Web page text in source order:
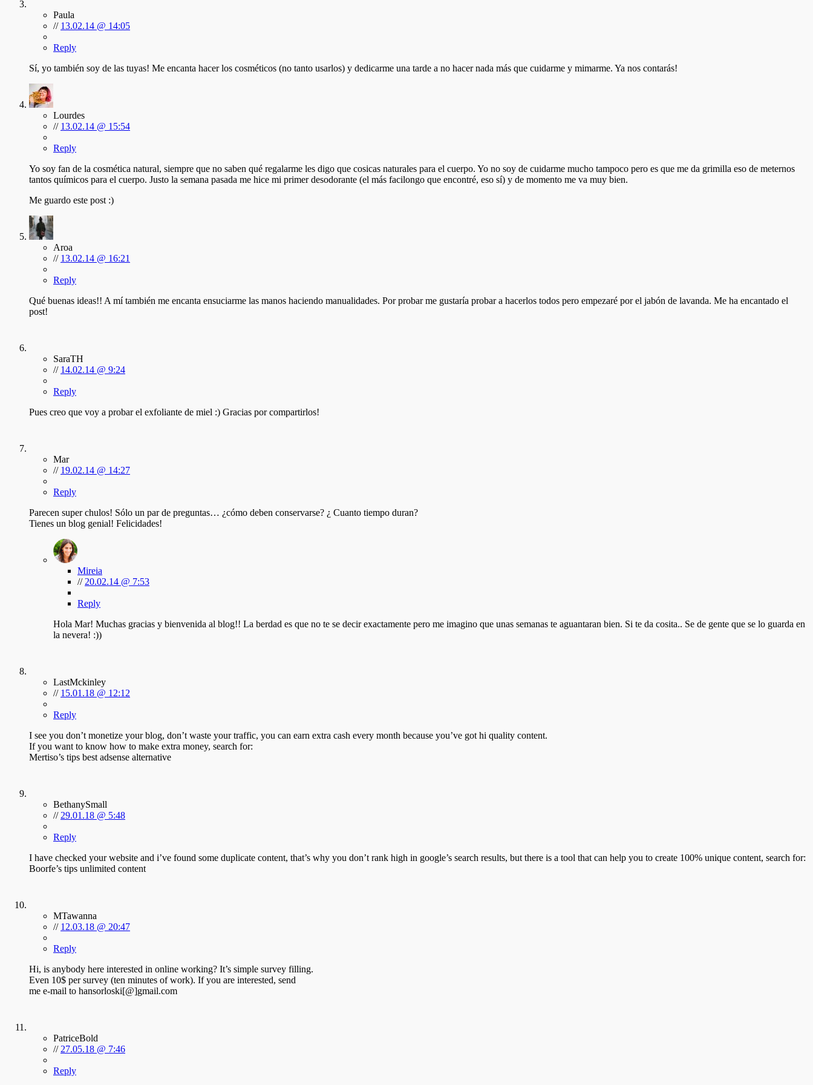
Paula
// 13.02.14 @ 14:05
Reply
Sí, yo también soy de las tuyas! Me encanta hacer los cosméticos (no tanto usarlos) y dedicarme una tarde a no hacer nada más que cuidarme y mimarme. Ya nos contarás!
Lourdes
// 13.02.14 @ 15:54
Reply
Yo soy fan de la cosmética natural, siempre que no saben qué regalarme les digo que cosicas naturales para el cuerpo. Yo no soy de cuidarme mucho tampoco pero es que me da grimilla eso de meternos
tantos químicos para el cuerpo. Justo la semana pasada me hice mi primer desodorante (el más facilongo que encontré, eso sí) y de momento me va muy bien.
Me guardo este post :)
Aroa
// 13.02.14 @ 16:21
Reply
Qué buenas ideas!! A mí también me encanta ensuciarme las manos haciendo manualidades. Por probar me gustaría probar a hacerlos todos pero empezaré por el jabón de lavanda. Me ha encantado el
post!
SaraTH
// 14.02.14 @ 9:24
Reply
Pues creo que voy a probar el exfoliante de miel :) Gracias por compartirlos!
Mar
// 19.02.14 @ 14:27
Reply
Parecen super chulos! Sólo un par de preguntas… ¿cómo deben conservarse? ¿ Cuanto tiempo duran?
Tienes un blog genial! Felicidades!
Mireia
// 20.02.14 @ 7:53
Reply
Hola Mar! Muchas gracias y bienvenida al blog!! La berdad es que no te se decir exactamente pero me imagino que unas semanas te aguantaran bien. Si te da cosita.. Se de gente que se lo guarda en
la nevera! :))
LastMckinley
// 15.01.18 @ 12:12
Reply
I see you don’t monetize your blog, don’t waste your traffic, you can earn extra cash every month because you’ve got hi quality content.
If you want to know how to make extra money, search for:
Mertiso’s tips best adsense alternative
BethanySmall
// 29.01.18 @ 5:48
Reply
I have checked your website and i’ve found some duplicate content, that’s why you don’t rank high in google’s search results, but there is a tool that can help you to create 100% unique content, search for:
Boorfe’s tips unlimited content
MTawanna
// 12.03.18 @ 20:47
Reply
Hi, is anybody here interested in online working? It’s simple survey filling.
Even 10$ per survey (ten minutes of work). If you are interested, send
me e-mail to hansorloski[@]gmail.com
PatriceBold
// 27.05.18 @ 7:46
Reply